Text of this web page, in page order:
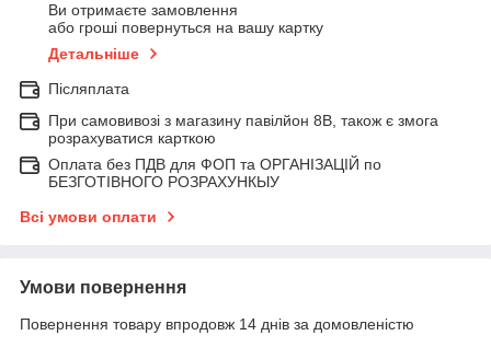
Ви отримаєте замовлення
або гроші повернуться на вашу картку
Детальніше
Післяплата
При самовивозі з магазину павілйон 8В, також є змога
розрахуватися карткою
Оплата без ПДВ для ФОП та ОРГАНІЗАЦІЙ по
БЕЗГОТІВНОГО РОЗРАХУНКЫУ
Всі умови оплати
Умови повернення
Повернення товару впродовж 14 днів за домовленістю